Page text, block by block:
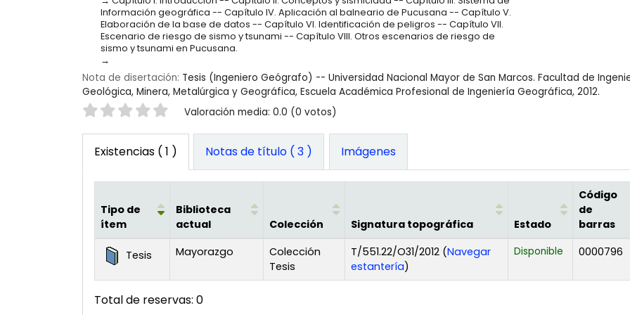
Información geográfica -- Capítulo IV. Aplicación al balneario de Pucusana -- Capítulo V.
Elaboración de la base de datos -- Capítulo VI. Identificación de peligros -- Capítulo VII.
Escenario de riesgo de sismo y tsunami -- Capítulo VIII. Otros escenarios de riesgo de
sismo y tsunami en Pucusana.
Nota de disertación: Tesis (Ingeniero Geógrafo) -- Universidad Nacional Mayor de San Marcos. Facultad de
Geológica, Minera, Metalúrgica y Geográfica, Escuela Académica Profesional de Ingeniería Geográfica, 2012.
Valoración Valoración media: 0.0 (0 votos)
Existencias ( 1 ) Notas de título ( 3 ) Imágenes
Existencias
Tipo de
ítem
Biblioteca
actual
Colección Signatura topográfica Estado
Código
de
barras
Tesis Mayorazgo
Colección
Tesis
T/551.22/O31/2012 (Navegar
estantería(Abre debajo)
)
Disponible 0000796
Total de reservas: 0